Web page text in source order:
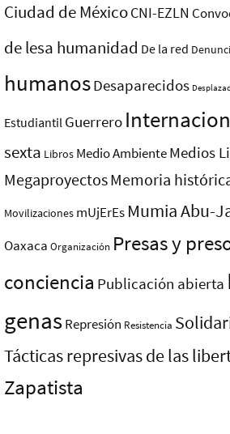
Ciudad de MéxicoCNI-EZLN
de lesa humanidad De la red
humanosDesaparecidos
Estudiantil Guerrero
sexta Libros Medio AmbienteMedios
MegaproyectosMemoria
Movilizaciones mUjErEs Mumia Abu-
Oaxaca Organización Presas y
conciencia Publicación abierta
genasRepresión Resistencia
Tácticas represivas de las
Zapatista